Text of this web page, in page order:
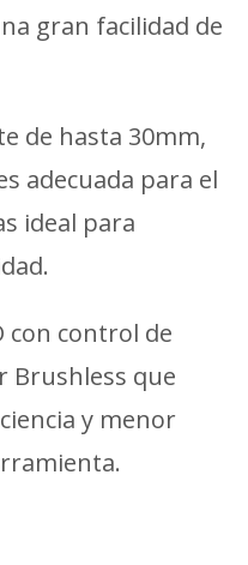
gran facilidad de
de hasta 30mm,
adecuada para el
ideal para
con control de
Brushless que
y menor